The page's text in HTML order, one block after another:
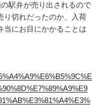
駅弁が売り出されるので
り切れだったのか、入荷
当にお目にかかることは